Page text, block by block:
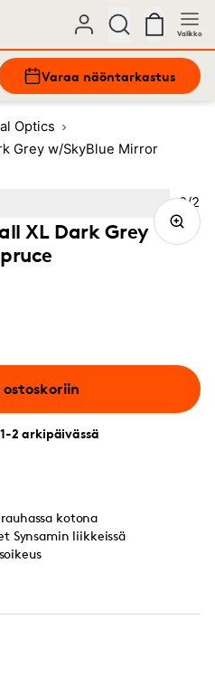
Valikko
Varaa näöntarkastus
Optics
Grey w/SkyBlue Mirror
XL Dark Grey
ostoskoriin
2 arkipäivässä
kotona
Synsamin liikkeissä
Kuva
2/2
(Current image)